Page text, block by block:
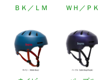
ＢＫ／ＬＭ ＷＨ／ＰＫ